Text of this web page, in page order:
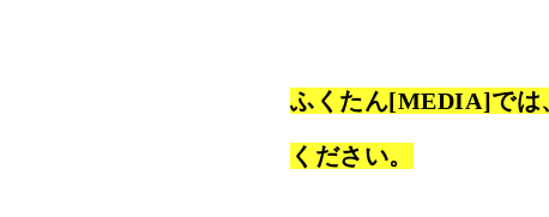
ふくたん[MEDIA]では
ください。